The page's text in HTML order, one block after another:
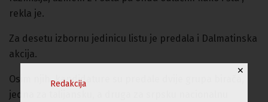
rekla je.
Za desetu izbornu jedinicu listu je predala i Dalmatinska
akcija.
Osim njih, kandidature su predale dvije grupa birača,
jedna za talijansku, a druga za srpsku nacionalnu
✕
Redakcija